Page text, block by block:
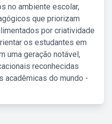
no ambiente escolar,
que priorizam
por criatividade
os estudantes em
uma geração notável,
reconhecidas
acadêmicas do mundo -